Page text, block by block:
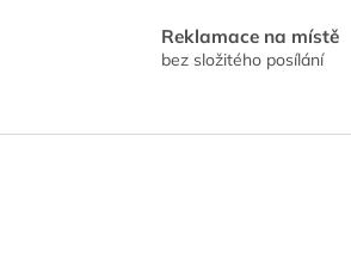
Reklamace na místě
bez složitého posílání